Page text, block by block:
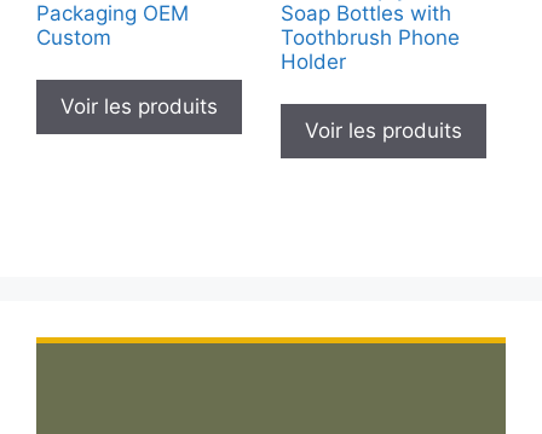
Packaging OEM
Custom
Voir les produits
Soap Bottles with
Toothbrush Phone
Holder
Voir les produits